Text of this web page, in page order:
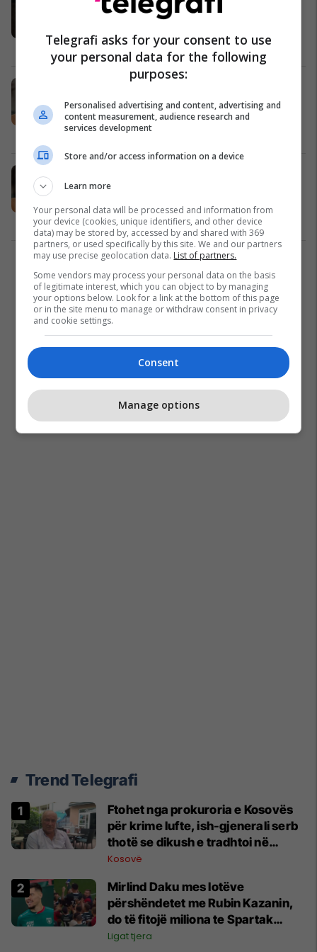
çmim Oscar, Timothee Chalamet
tretë
Yjet 16/03/2026
Timothee Chalamet kritikohet nga
institucionet e operës pas
deklaratave për baletin dhe operën
Yjet 08/03/2026
reagime në botën e artit skenik për
komentet mbi baletin dhe operën
Yjet 07/03/2026
Trend Telegrafi
Ftohet nga prokuroria e Kosovës
për krime lufte, ish-gjenerali serb
thotë se dikush e tradhtoi në
Beograd
Kosovë
Mirlind Daku mes lotëve
përshëndetet me Rubin Kazanin,
do të fitojë miliona te Spartak
Moska
Ligat tjera
Telegrafi asks for your consent to use
your personal data for the following
purposes:
Personalised advertising and content, advertising and
content measurement, audience research and
services development
Store and/or access information on a device
Learn more
Your personal data will be processed and information from
your device (cookies, unique identifiers, and other device
data) may be stored by, accessed by and shared with 369
partners, or used specifically by this site. We and our partners
may use precise geolocation data. List of partners.
Some vendors may process your personal data on the basis
of legitimate interest, which you can object to by managing
your options below. Look for a link at the bottom of this page
or in the site menu to manage or withdraw consent in privacy
and cookie settings.
Consent
Manage options